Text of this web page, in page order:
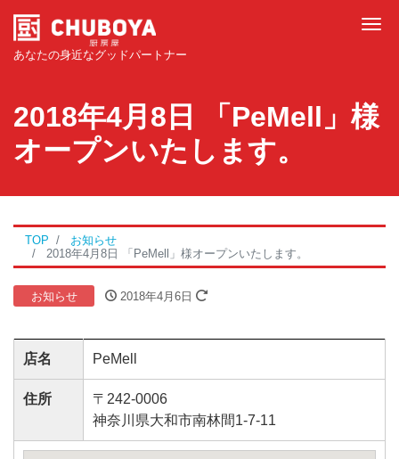
あなたの身近なグッドパートナー
2018年4月8日 「PeMell」様
オープンいたします。
TOP
お知らせ
2018年4月8日 「PeMell」様オープンいたします。
お知らせ 2018年4月6日
店名 PeMell
住所
〒242-0006
神奈川県大和市南林間1-7-11